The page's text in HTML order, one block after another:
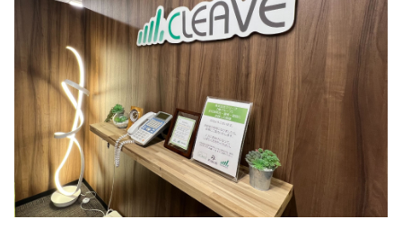
インタビュー
就活成功ガイド
プラン
個人向けプラン
法人向けプラン
学校向けプラン
再チャレンジ結果一覧
paiza times
note